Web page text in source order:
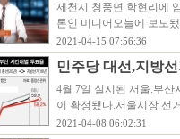
제천시 청풍면 학현리에
론인 미디어오늘에 보도
2021-04-15 07:56:36
민주당 대선,지방
4월 7일 실시된 서울.부
이 확정됐다.서울시장 선
2021-04-08 06:02:31